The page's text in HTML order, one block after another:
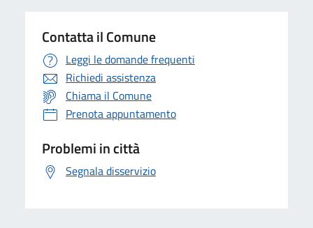
Contatta il Comune
Leggi le domande frequenti
Richiedi assistenza
Chiama il Comune
Prenota appuntamento
Problemi in città
Segnala disservizio